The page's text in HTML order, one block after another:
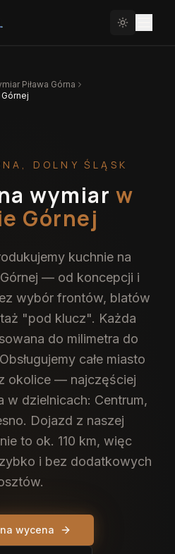
Piława Górna
, DOLNY ŚLĄSK
wymiar w
Górnej
kuchnie na
— od koncepcji i
wybór frontów, blatów
"pod klucz". Każda
do milimetra do
Obsługujemy całe miasto
okolice — najczęściej
w dzielnicach: Centrum,
Dojazd z naszej
to ok. 110 km, więc
i bez dodatkowych
wycena